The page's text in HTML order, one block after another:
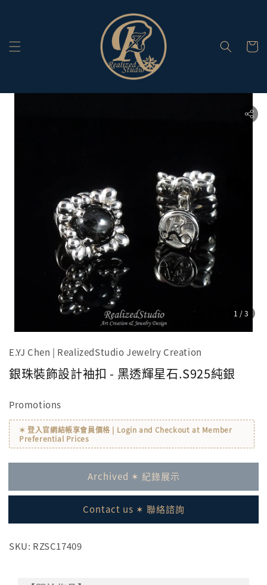
1 /3
E.YJ Chen | RealizedStudio Jewelry Creation
銀珠裝飾設計袖扣 - 黑透輝星石.S925純銀
Promotions
✶ 登入官網結帳享會員價格 | Login and Checkout at Member
Preferential Prices
Archived ✶ 紀錄展示
Contact us ✶ 聯絡諮詢
SKU: RZSC17409